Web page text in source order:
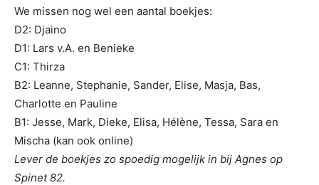
We missen nog wel een aantal boekjes:
D2: Djaino
D1: Lars v.A. en Benieke
C1: Thirza
B2: Leanne, Stephanie, Sander, Elise, Masja, Bas,
Charlotte en Pauline
B1: Jesse, Mark, Dieke, Elisa, Hélène, Tessa, Sara en
Mischa (kan ook online)
Lever de boekjes zo spoedig mogelijk in bij Agnes op
Spinet 82.